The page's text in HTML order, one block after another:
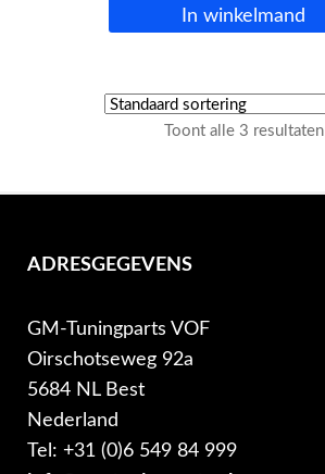
In winkelmand
Toont alle 3 resultaten
ADRESGEGEVENS
GM-Tuningparts VOF
Oirschotseweg 92a
5684 NL Best
Nederland
Tel: +31 (0)6 549 84 999